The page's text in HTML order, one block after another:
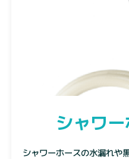
シャワ
シャワーホースの水漏れや